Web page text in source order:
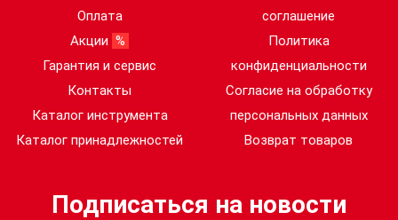
Оплата
Акции %
Гарантия и сервис
Контакты
Каталог инструмента
Каталог принадлежностей
соглашение
Политика
конфиденциальности
Согласие на обработку
персональных данных
Возврат товаров
Подписаться на новости